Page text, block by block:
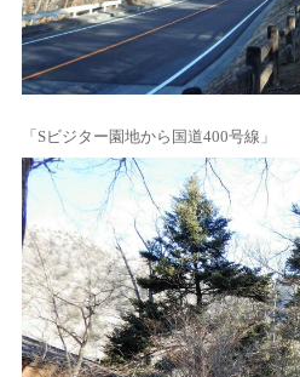
「Sビジター園地から国道400号線」